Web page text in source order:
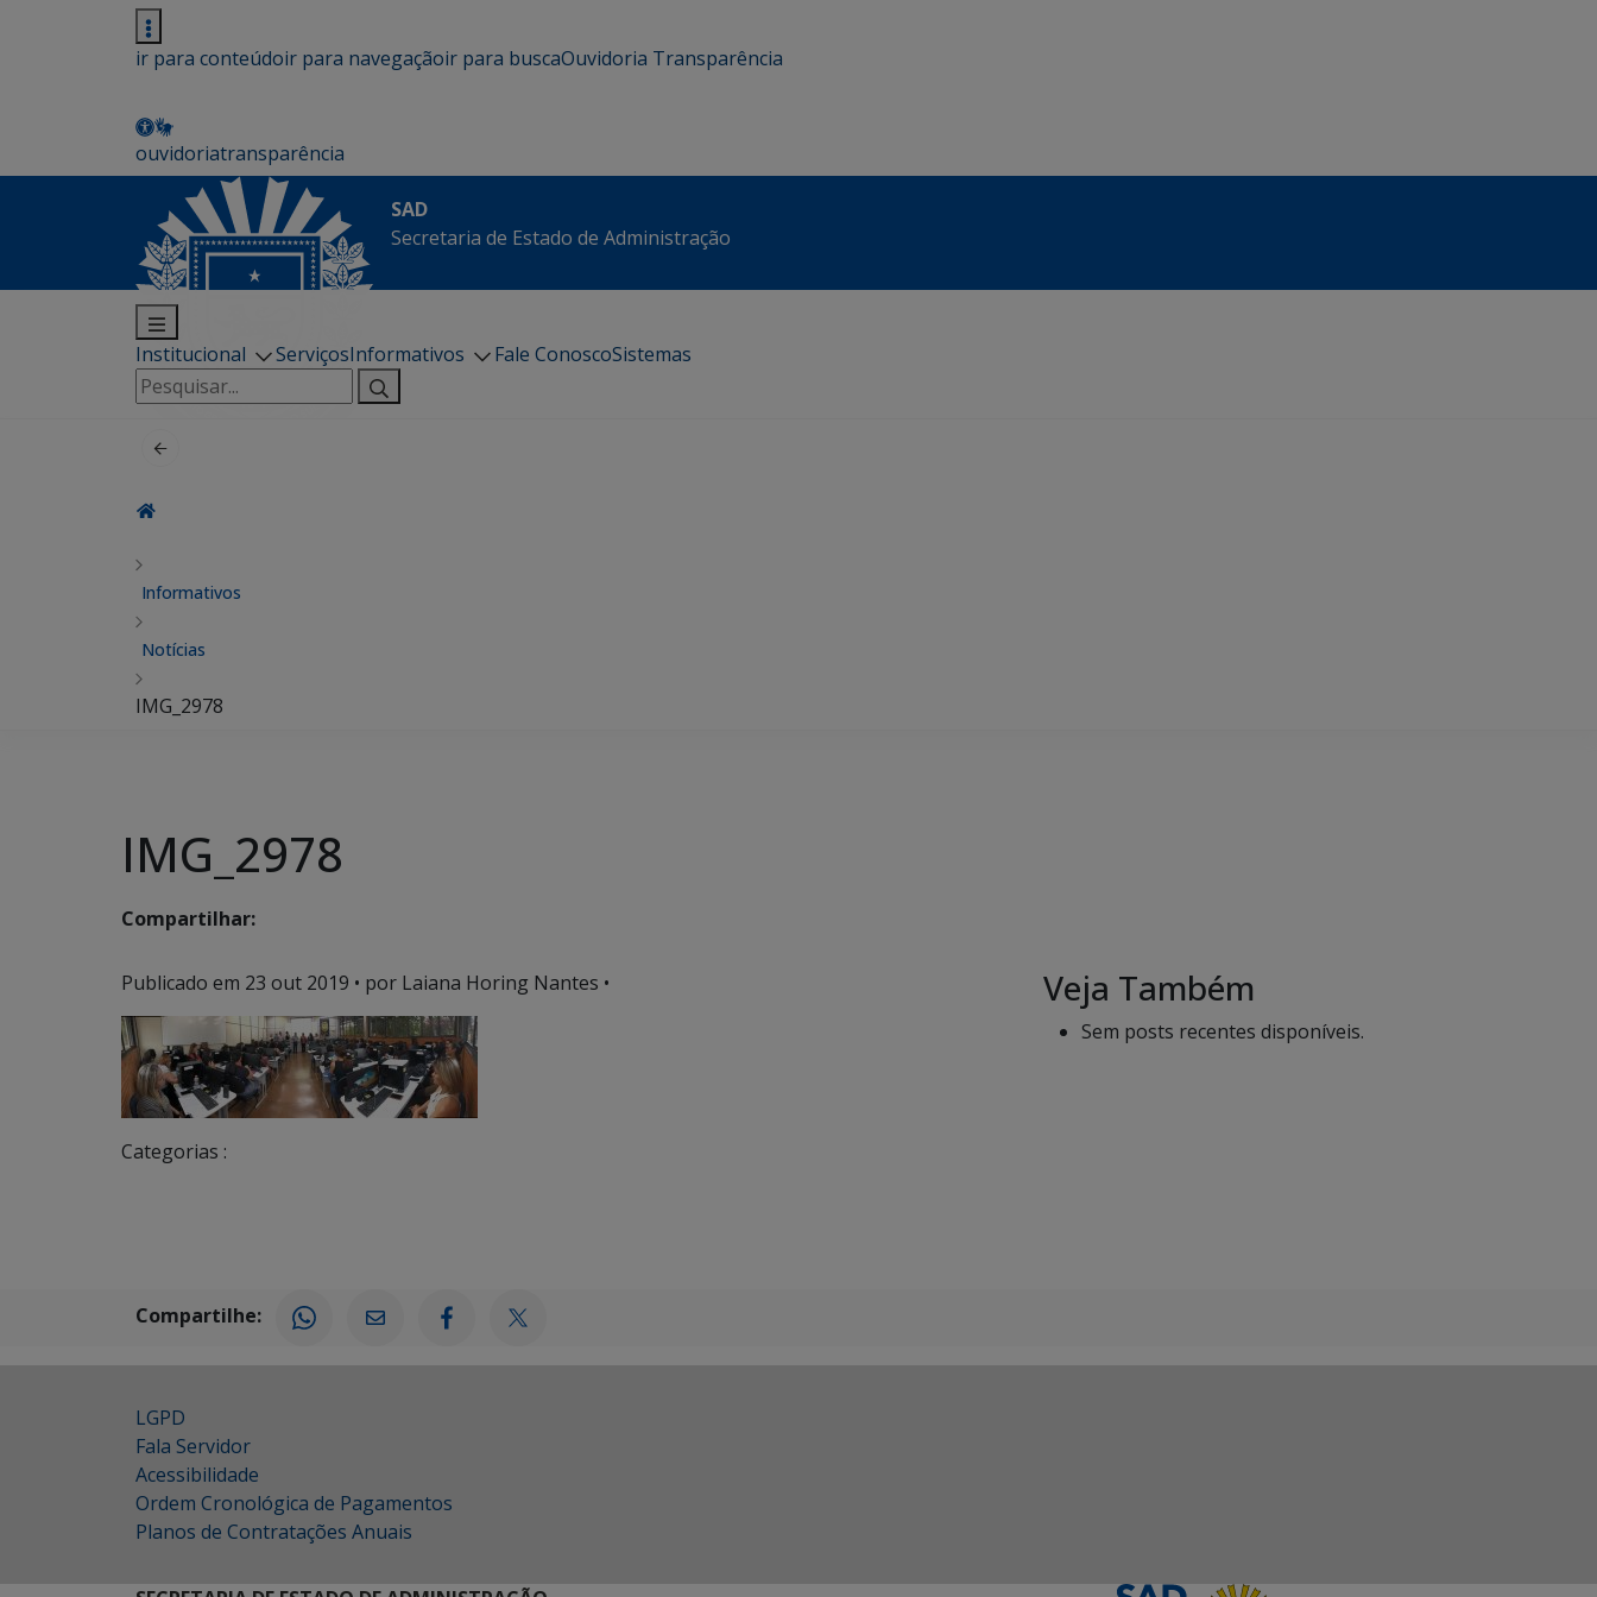
ir para conteúdoir para navegaçãoir para buscaOuvidoria Transparência
ouvidoriatransparência
SAD
Secretaria de Estado de Administração
Institucional ServiçosInformativos Fale ConoscoSistemas
Pesquisar
por:
Informativos
Notícias
IMG_2978
IMG_2978
Compartilhar:
Publicado em 23 out 2019 • por Laiana Horing Nantes •
Categorias :
Veja Também
Sem posts recentes disponíveis.
Compartilhe:
LGPD
Fala Servidor
Acessibilidade
Ordem Cronológica de Pagamentos
Planos de Contratações Anuais